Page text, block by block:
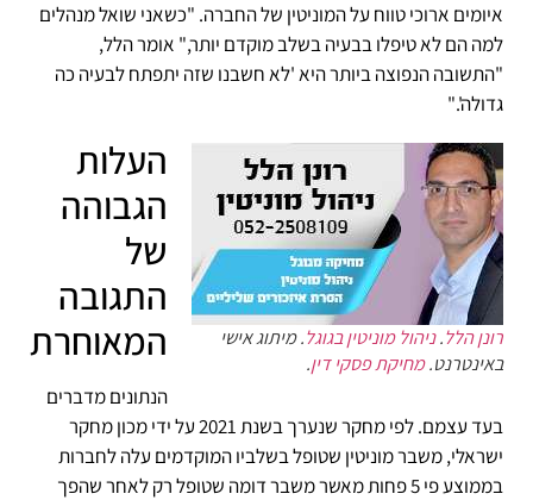
איומים ארוכי טווח על המוניטין של החברה. "כשאני שואל מנהלים
למה הם לא טיפלו בבעיה בשלב מוקדם יותר," אומר הלל,
"התשובה הנפוצה ביותר היא 'לא חשבנו שזה יתפתח לבעיה כה
גדולה'."
רונן הלל.ניהול מוניטין בגוגל. מיתוג אישי
באינטרנט.מחיקת פסקי דין.
העלות
הגבוהה
של
התגובה
המאוחרת
הנתונים מדברים
בעד עצמם. לפי מחקר שנערך בשנת 2021 על ידי מכון מחקר
ישראלי, משבר מוניטין שטופל בשלביו המוקדמים עלה לחברות
בממוצע פי 5 פחות מאשר משבר דומה שטופל רק לאחר שהפך